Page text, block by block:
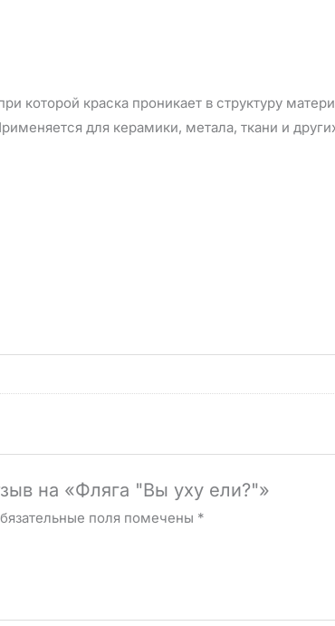
которой краска проникает в структуру
для керамики, метала, ткани и
на «Фляга "Вы уху ели?"»
поля помечены *